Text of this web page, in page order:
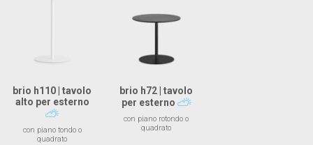
brio h110 | tavolo
alto per esterno
con piano tondo o
quadrato
brio h72 | tavolo
per esterno
con piano rotondo o
quadrato